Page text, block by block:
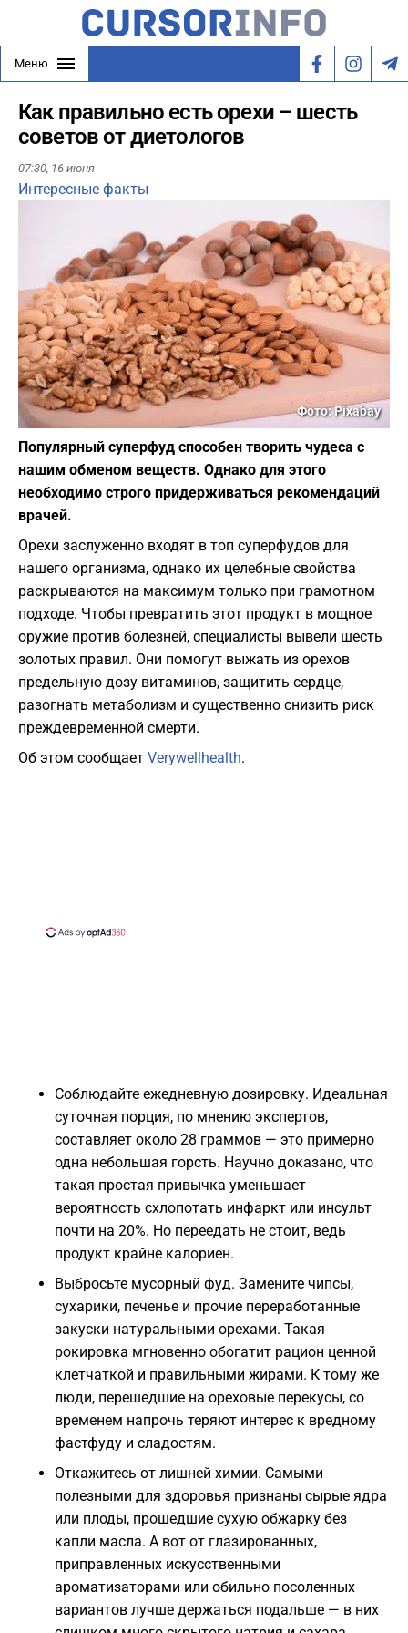
Меню
Как правильно есть орехи – шесть
советов от диетологов
07:30, 16 июня
Интересные факты
Фото: Pixabay
Популярный суперфуд способен творить чудеса с
нашим обменом веществ. Однако для этого
необходимо строго придерживаться рекомендаций
врачей.
Орехи заслуженно входят в топ суперфудов для
нашего организма, однако их целебные свойства
раскрываются на максимум только при грамотном
подходе. Чтобы превратить этот продукт в мощное
оружие против болезней, специалисты вывели шесть
золотых правил. Они помогут выжать из орехов
предельную дозу витаминов, защитить сердце,
разогнать метаболизм и существенно снизить риск
преждевременной смерти.
Об этом сообщает Verywellhealth.
Соблюдайте ежедневную дозировку. Идеальная
суточная порция, по мнению экспертов,
составляет около 28 граммов — это примерно
одна небольшая горсть. Научно доказано, что
такая простая привычка уменьшает
вероятность схлопотать инфаркт или инсульт
почти на 20%. Но переедать не стоит, ведь
продукт крайне калориен.
Выбросьте мусорный фуд. Замените чипсы,
сухарики, печенье и прочие переработанные
закуски натуральными орехами. Такая
рокировка мгновенно обогатит рацион ценной
клетчаткой и правильными жирами. К тому же
люди, перешедшие на ореховые перекусы, со
временем напрочь теряют интерес к вредному
фастфуду и сладостям.
Откажитесь от лишней химии. Самыми
полезными для здоровья признаны сырые ядра
или плоды, прошедшие сухую обжарку без
капли масла. А вот от глазированных,
приправленных искусственными
ароматизаторами или обильно посоленных
вариантов лучше держаться подальше — в них